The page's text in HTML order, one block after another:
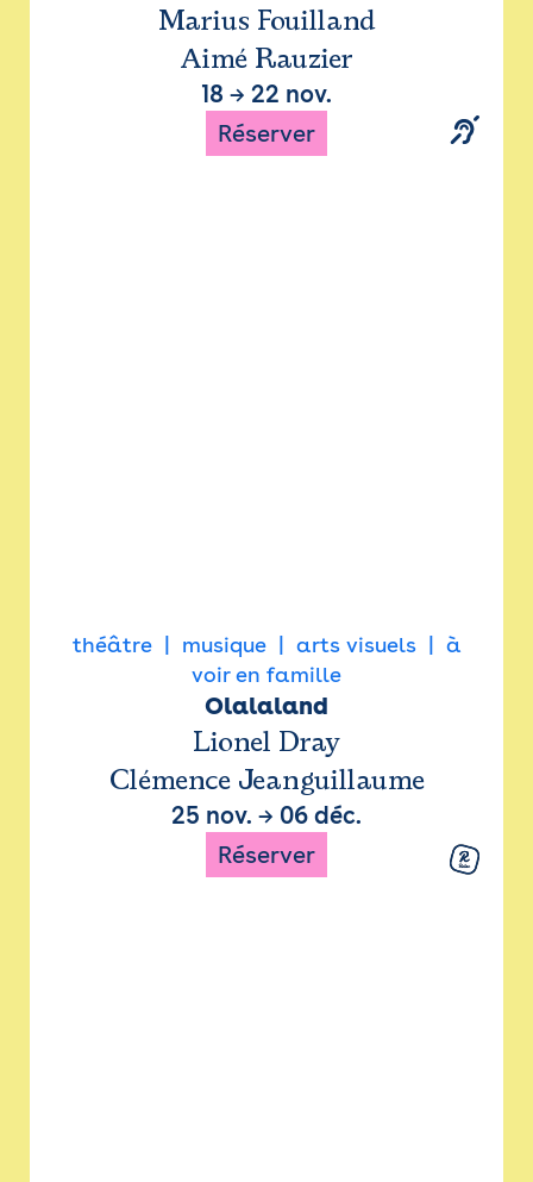
Marius Fouilland
Aimé Rauzier
18 → 22 nov.
Réserver
théâtre musique arts visuels
à
voir en famille
Olalaland
Lionel Dray
Clémence Jeanguillaume
25 nov. → 06 déc.
Réserver